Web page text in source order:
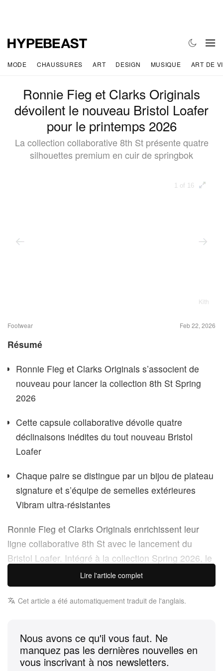
MODE CHAUSSURES ART DESIGN MUSIQUE ART DE
Ronnie Fieg et Clarks Originals
dévoilent le nouveau Bristol Loafer
pour le printemps 2026
La collection collaborative 8th St présente quatre
silhouettes premium en cuir de springbok
1 of 16
Kith
Footwear Feb 22, 2026
Résumé
Ronnie Fieg et Clarks Originals s’associent de
nouveau pour lancer la collection 8th St Spring
2026
Cette capsule collaborative dévoile quatre
déclinaisons inédites du tout nouveau Bristol
Loafer
Chaque paire se distingue par un bijou de plateau
signature et s’équipe de semelles extérieures
Vibram ultra‑résistantes
Ronnie Fieg et Clarks Originals enrichissent leur
ligne collaborative 8th St avec le lancement du
Bristol Loafer. Intégré à la collection Spring 2026, le
chausseur emblématique et le designer new-yorkais
présentent quatre interprétations totalement inédites
de ce nouveau modèle à enfiler.
première ligne de Bristol Loafer se décline en quatre
finitions distinctes. La version Maple Suede arbore
Lire l'article complet
Cet article a été automatiquement traduit de l'anglais.
Nous avons ce qu'il vous faut. Ne
manquez pas les dernières nouvelles en
vous inscrivant à nos newsletters.